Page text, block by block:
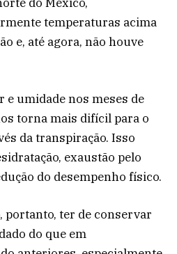
temperaturas acima
e, até agora, não houve
e umidade nos meses de
torna mais difícil para o
da transpiração. Isso
exaustão pelo
do desempenho físico.
portanto, ter de conservar
do que em